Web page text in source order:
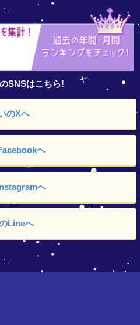
SNSはこちら!
のXへ
へ
へ
Lineへ